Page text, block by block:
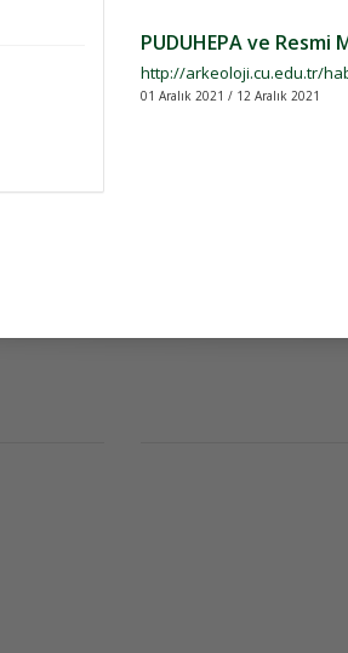
PUDUHEPA ve
http://arkeoloji.cu.edu.tr/
01 Aralık 2021 / 12 Aralık 2021